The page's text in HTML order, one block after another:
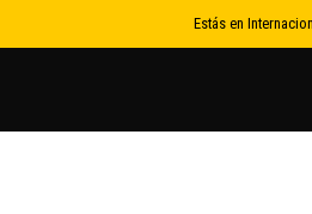
to
Estás en